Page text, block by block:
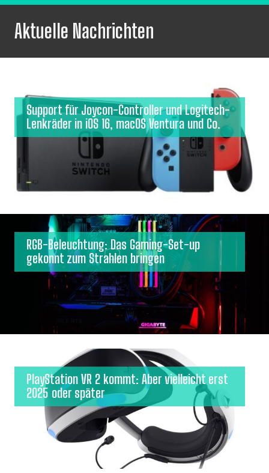
Aktuelle Nachrichten
Support für Joycon-Controller und Logitech-
Lenkräder in iOS 16, macOS Ventura und Co.
RGB-Beleuchtung: Das Gaming-Set-up
gekonnt zum Strahlen bringen
PlayStation VR 2 kommt: Aber vielleicht erst
2025 oder später